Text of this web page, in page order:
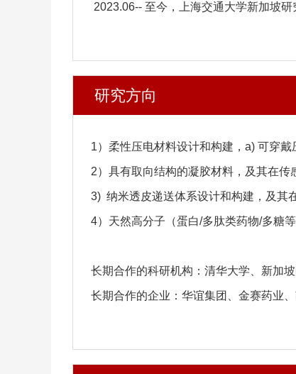
2023.06-- 至今，上海交通大学新加坡研
研究方向
1）柔性压电材料设计和构建， a) 可穿戴
2）具有取向结构的凝胶材料，及其在传
3) 纳米透皮递送体系设计和构建，及其
4）天然高分子（蛋白/多肽类药物/多糖
长期合作的科研机构：清华大学、新加
长期合作的企业：华谊集团、金赛药业